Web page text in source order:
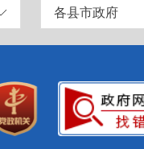
各县市政府